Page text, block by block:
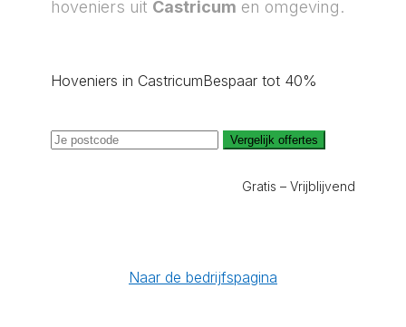
hoveniers uit Castricum en omgeving.
Hoveniers in CastricumBespaar tot 40%
Vergelijk offertes
Gratis – Vrijblijvend
Naar de bedrijfspagina